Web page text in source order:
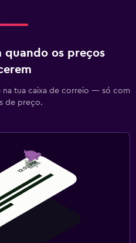
quando os preços
na tua caixa de correio — só com
de preço.